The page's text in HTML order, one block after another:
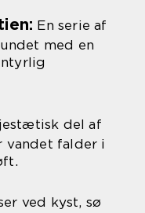
En serie af
med en
del af
vandet falder i
ved kyst, sø